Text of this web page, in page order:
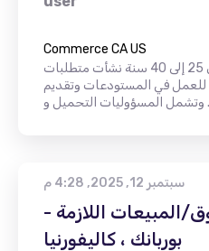
Commerce CA US
شحنة السائقين مطلوبة من 25 إلى 40 سنة نشأت متطلبات
للعمل في المستودعات وتقديم
سبتمبر 12, 2025, 4:28 م
المبيعات اللازمة -
بوربانك ، كاليفورنيا